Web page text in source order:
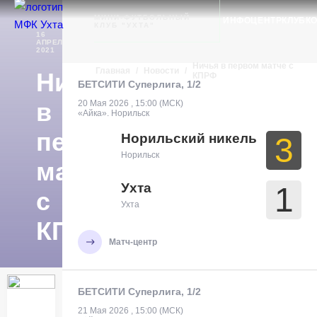
Ухта
МИНИ-ФУТБОЛЬНЫЙ
16
АПРЕЛЯ
2021
Ничья
в
первом
матче
с
КПРФ
БЕТСИТИ Суперлига, 1/2
20 Мая 2026 , 15:00 (МСК)
«Айка». Норильск
Норильский никель
Норильск 3
Ухта
Ухта 1
Матч-центр
БЕТСИТИ Суперлига, 1/2
21 Мая 2026 , 15:00 (МСК)